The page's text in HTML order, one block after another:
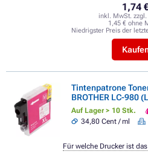
1,74 €
inkl. MwSt. zzgl.
1,45 € ohne
Niedrigster Preis der
Tintenpatrone
BROTHER LC-980
Auf Lager > 10 Stk.
34,80 Cent / ml
Für welche Drucker ist